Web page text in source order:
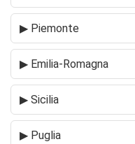
▶ Piemonte
▶ Emilia-Romagna
▶ Sicilia
▶ Puglia